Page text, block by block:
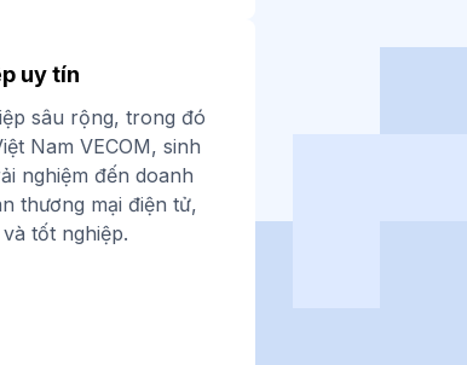
uy tín
sâu rộng, trong đó
Nam VECOM, sinh
nghiệm đến doanh
thương mại điện tử,
tốt nghiệp.